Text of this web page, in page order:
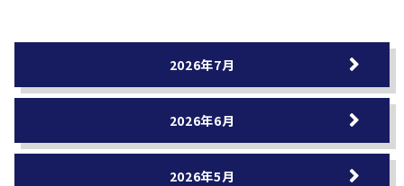
2026年7月
2026年6月
2026年5月